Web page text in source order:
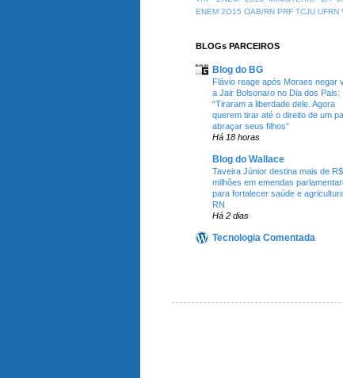
ENEM 2O15 OAB/RN PRF TCJU UFRN
BLOGs PARCEIROS
Blog do BG
Flávio reage após Moraes negar
a Jair Bolsonaro no Dia dos Pais:
“Tiraram a liberdade dele. Agora
querem tirar até o direito de um
abraçar seus filhos”
Há 18 horas
Blog do Wallace
Taveira Júnior destina mais de
milhões em emendas
para fortalecer saúde e
RN
Há 2 dias
Tecnologia Comentada